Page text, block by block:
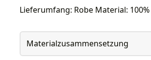
Lieferumfang: Robe Material:
Materialzusammensetzung